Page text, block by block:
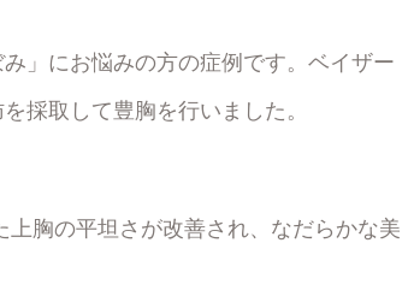
」にお悩みの方の症例です。ベイザー
採取して豊胸を行いました。
胸の平坦さが改善され、なだらかな美